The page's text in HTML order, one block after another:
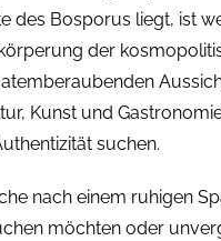
des Bosporus liegt, ist
der
Kunst und
suchen.
nach einem ruhigen
möchten oder